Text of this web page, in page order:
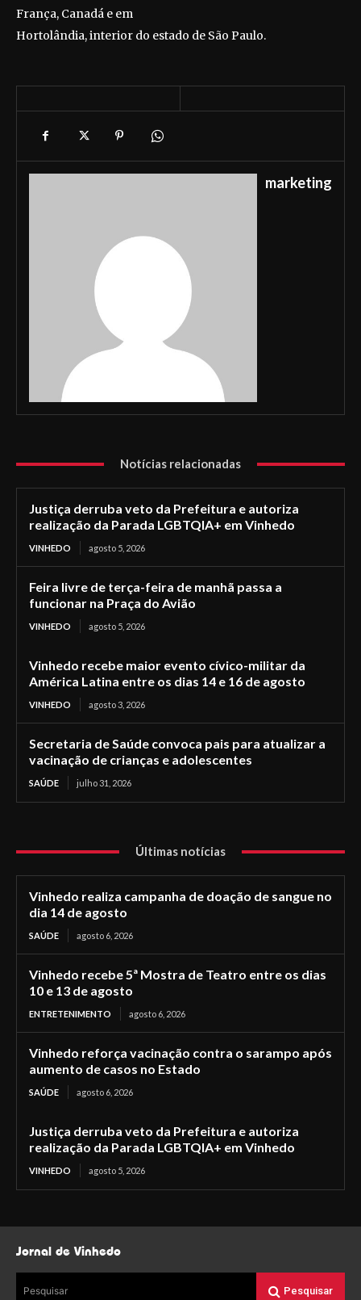
França, Canadá e em
Hortolândia, interior do estado de São Paulo.
marketing
Notícias relacionadas
Justiça derruba veto da Prefeitura e autoriza
realização da Parada LGBTQIA+ em Vinhedo
VINHEDO agosto 5, 2026
Feira livre de terça-feira de manhã passa a
funcionar na Praça do Avião
VINHEDO agosto 5, 2026
Vinhedo recebe maior evento cívico-militar da
América Latina entre os dias 14 e 16 de agosto
VINHEDO agosto 3, 2026
Secretaria de Saúde convoca pais para atualizar a
vacinação de crianças e adolescentes
SAÚDE julho 31, 2026
Últimas notícias
Vinhedo realiza campanha de doação de sangue no
dia 14 de agosto
SAÚDE agosto 6, 2026
Vinhedo recebe 5ª Mostra de Teatro entre os dias
10 e 13 de agosto
ENTRETENIMENTO agosto 6, 2026
Vinhedo reforça vacinação contra o sarampo após
aumento de casos no Estado
SAÚDE agosto 6, 2026
Justiça derruba veto da Prefeitura e autoriza
realização da Parada LGBTQIA+ em Vinhedo
VINHEDO agosto 5, 2026
Jornal de Vinhedo
Pesquisar Pesquisar